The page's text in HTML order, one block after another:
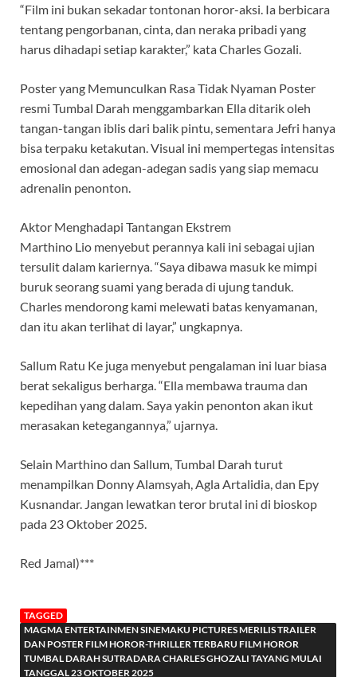
“Film ini bukan sekadar tontonan horor-aksi. Ia berbicara
tentang pengorbanan, cinta, dan neraka pribadi yang
harus dihadapi setiap karakter,” kata Charles Gozali.
Poster yang Memunculkan Rasa Tidak Nyaman Poster
resmi Tumbal Darah menggambarkan Ella ditarik oleh
tangan-tangan iblis dari balik pintu, sementara Jefri hanya
bisa terpaku ketakutan. Visual ini mempertegas intensitas
emosional dan adegan-adegan sadis yang siap memacu
adrenalin penonton.
Aktor Menghadapi Tantangan Ekstrem
Marthino Lio menyebut perannya kali ini sebagai ujian
tersulit dalam kariernya. “Saya dibawa masuk ke mimpi
buruk seorang suami yang berada di ujung tanduk.
Charles mendorong kami melewati batas kenyamanan,
dan itu akan terlihat di layar,” ungkapnya.
Sallum Ratu Ke juga menyebut pengalaman ini luar biasa
berat sekaligus berharga. “Ella membawa trauma dan
kepedihan yang dalam. Saya yakin penonton akan ikut
merasakan ketegangannya,” ujarnya.
Selain Marthino dan Sallum, Tumbal Darah turut
menampilkan Donny Alamsyah, Agla Artalidia, dan Epy
Kusnandar. Jangan lewatkan teror brutal ini di bioskop
pada 23 Oktober 2025.
Red Jamal)***
TAGGED
MAGMA ENTERTAINMEN SINEMAKU PICTURES MERILIS TRAILER
DAN POSTER FILM HOROR-THRILLER TERBARU FILM HOROR
TUMBAL DARAH SUTRADARA CHARLES GHOZALI TAYANG MULAI
TANGGAL 23 OKTOBER 2025